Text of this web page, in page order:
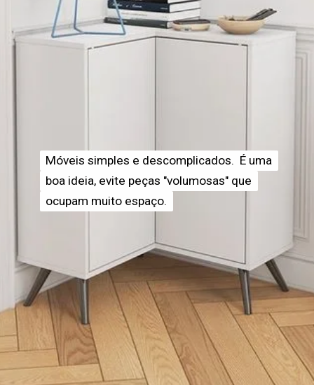
Móveis simples e descomplicados. É uma
boa ideia, evite peças "volumosas" que
ocupam muito espaço.
Móveis simples e descomplicados. É uma
boa ideia, evite peças "volumosas" que
ocupam muito espaço.